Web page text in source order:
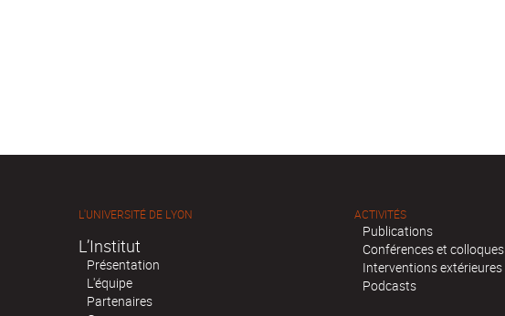
L'UNIVERSITÉ DE LYON
L’Institut
Présentation
L'équipe
Partenaires
ACTIVITÉS
Publications
Conférences et colloques
Interventions extérieures
Podcasts